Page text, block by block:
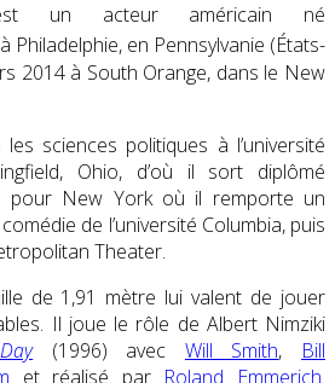
un acteur américain né
à Philadelphie, en Pennsylvanie (États-
2014à South Orange, dans le New
sciences politiques à l’université
Ohio, d’où il sort diplômé
pour New York où il remporte un
de l’université Columbia, puis
Theater.
de 1,91 mètre lui valent de jouer
Il joue le rôle de Albert Nimziki
(1996) avec Will Smith, Bill
et réalisé par Roland Emmerich.